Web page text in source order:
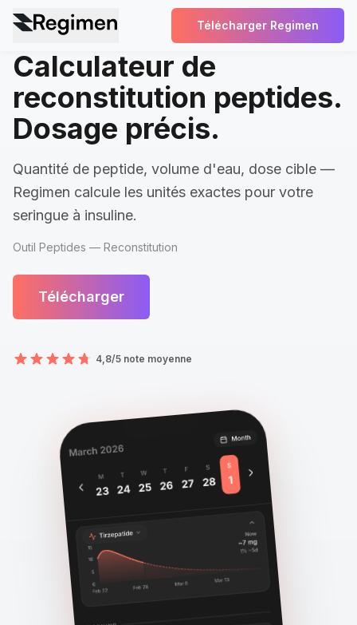
Télécharger Regimen
Calculateur de
reconstitution peptides.
Dosage précis.
Quantité de peptide, volume d'eau, dose cible —
Regimen calcule les unités exactes pour votre
seringue à insuline.
Outil Peptides — Reconstitution
Télécharger
4,8/5 note moyenne